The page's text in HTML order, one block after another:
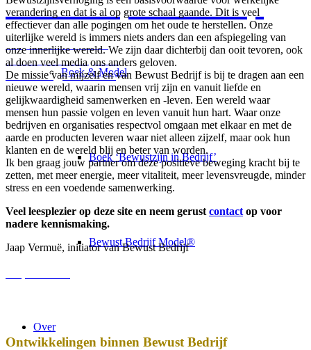
Boek & Model
Boek ‘Bewustzijn in Bedrijf’
Bewust Bedrijf Model®
Over
Inspirerend boek
over bewustzijn en
vitale organisaties
verandering en dat is al op grote schaal gaande. Dit is veel
effectiever dan alle pogingen om het oude te herstellen. Onze
uiterlijke wereld is immers niets anders dan een afspiegeling van
onze innerlijke wereld. We zijn daar dichterbij dan ooit tevoren, ook
al doen veel media ons anders geloven.
De missie van mijzelf en van Bewust Bedrijf is bij te dragen aan een
nieuwe wereld, waarin mensen vrij zijn en vanuit liefde en
gelijkwaardigheid samenwerken en -leven. Een wereld waar
mensen hun passie volgen en leven vanuit hun hart. Waar onze
bedrijven en organisaties respectvol omgaan met elkaar en met de
aarde en producten leveren waar niet alleen zijzelf, maar ook hun
klanten en de wereld blij en beter van worden.
Ik ben graag jouw partner om deze positieve beweging kracht bij te
zetten, met meer energie, meer vitaliteit, meer levensvreugde, minder
stress en een voedende samenwerking.
Veel leesplezier op deze site en neem gerust contact op voor
nadere kennismaking.
Jaap Vermuë, initiator van Bewust Bedrijf
Ontwikkelingen binnen Bewust Bedrijf